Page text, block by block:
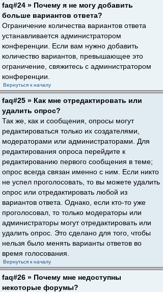
faq#24 » Почему я не могу добавить
больше вариантов ответа?
Ограничение количества вариантов ответа
устанавливается администратором
конференции. Если вам нужно добавить
количество вариантов, превышающее это
ограничение, свяжитесь с администратором
конференции.
Вернуться к началу
faq#25 » Как мне отредактировать или
удалить опрос?
Так же, как и сообщения, опросы могут
редактироваться только их создателями,
модераторами или администраторами. Для
редактирования опроса перейдите к
редактированию первого сообщения в теме;
опрос всегда связан именно с ним. Если никто
не успел проголосовать, то вы можете удалить
опрос или отредактировать любой из
вариантов ответа. Однако, если кто-то уже
проголосовал, то только модераторы или
администраторы могут отредактировать или
удалить опрос. Это сделано для того, чтобы
нельзя было менять варианты ответов во
время голосования.
Вернуться к началу
faq#26 » Почему мне недоступны
некоторые форумы?